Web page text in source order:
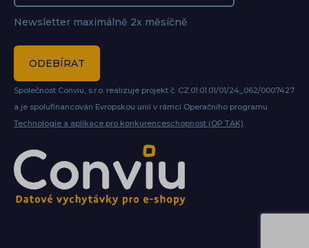
Newsletter maximálně 2x měsíčně
ODEBÍRAT
Společnost Conviu, s.r.o. realizuje projekt č. CZ.01.01.01/01/24_062/0007427
a je spolufinancován Evropskou unií v rámci Operačního programu
Technologie a aplikace pro konkurenceschopnost (OP TAK).